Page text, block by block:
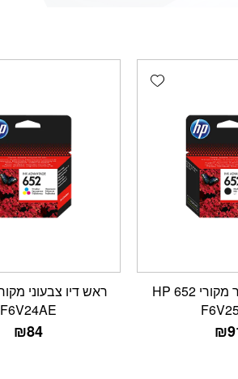
Add wishlist
ראש דיו שחור מקורי 652 HP
₪
F6V24AE
₪84